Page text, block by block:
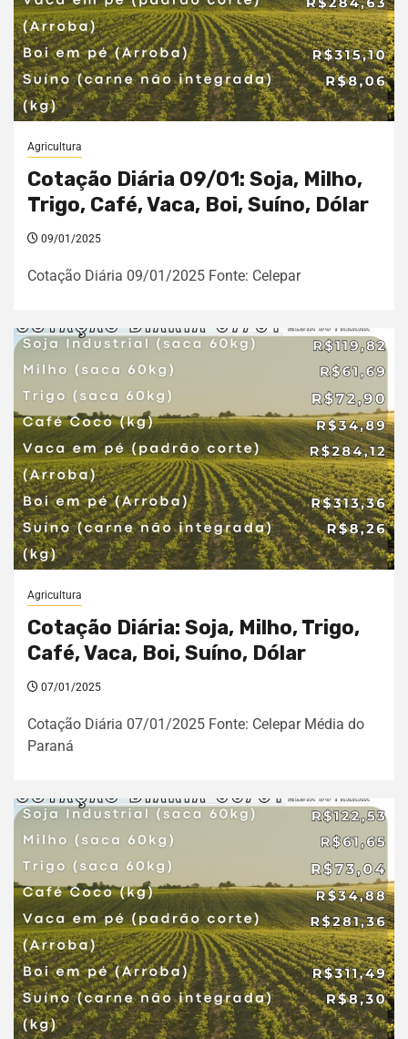
Agricultura
Cotação Diária 09/01: Soja, Milho,
Trigo, Café, Vaca, Boi, Suíno, Dólar
09/01/2025
Cotação Diária 09/01/2025 Fonte: Celepar
Agricultura
Cotação Diária: Soja, Milho, Trigo,
Café, Vaca, Boi, Suíno, Dólar
07/01/2025
Cotação Diária 07/01/2025 Fonte: Celepar Média do
Paraná